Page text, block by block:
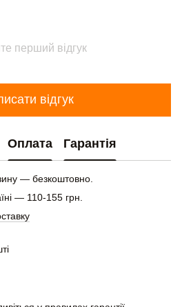
перший відгук
відгук
Оплата Гарантія
— безкоштовно.
— 110-155 грн.